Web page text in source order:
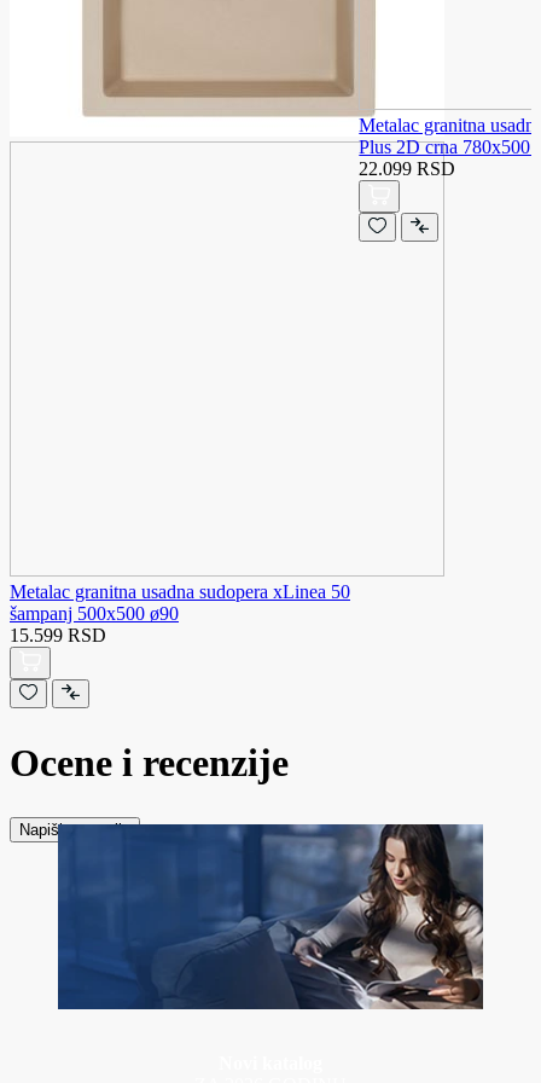
Metalac granitna usadna sudopera xLinea 50
šampanj 500x500 ø90
15.599 RSD
Metalac granitna
Plus 2D crna 780x500
22.099 RSD
Ocene i recenzije
Napiši recenziju